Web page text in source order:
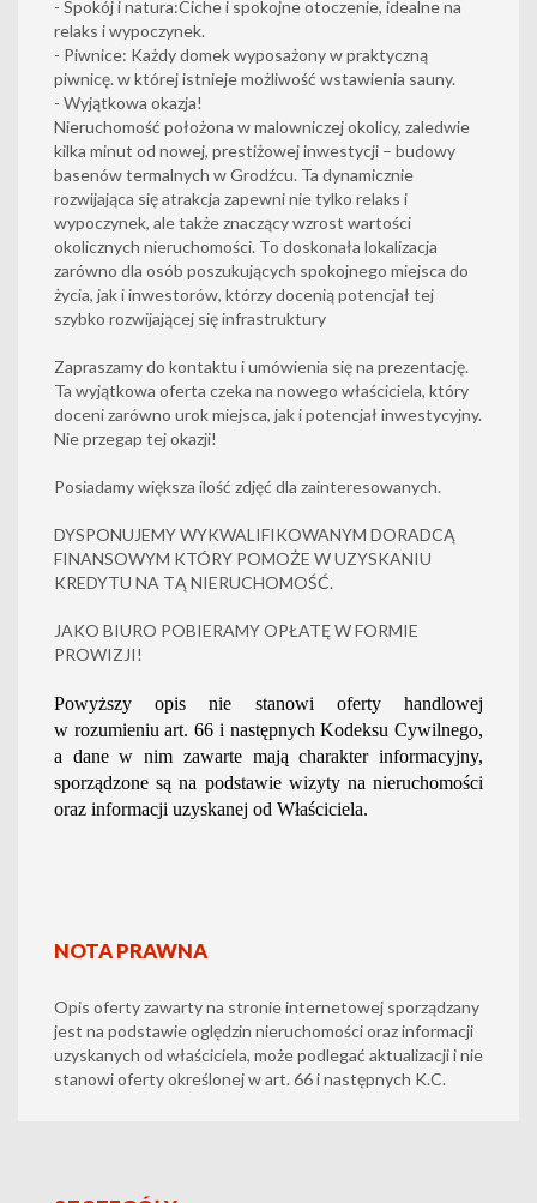
- Spokój i natura:Ciche i spokojne otoczenie, idealne na
relaks i wypoczynek.
- Piwnice: Każdy domek wyposażony w praktyczną
piwnicę. w której istnieje możliwość wstawienia sauny.
- Wyjątkowa okazja!
Nieruchomość położona w malowniczej okolicy, zaledwie
kilka minut od nowej, prestiżowej inwestycji – budowy
basenów termalnych w Grodźcu. Ta dynamicznie
rozwijająca się atrakcja zapewni nie tylko relaks i
wypoczynek, ale także znaczący wzrost wartości
okolicznych nieruchomości. To doskonała lokalizacja
zarówno dla osób poszukujących spokojnego miejsca do
życia, jak i inwestorów, którzy docenią potencjał tej
szybko rozwijającej się infrastruktury
Zapraszamy do kontaktu i umówienia się na prezentację.
Ta wyjątkowa oferta czeka na nowego właściciela, który
doceni zarówno urok miejsca, jak i potencjał inwestycyjny.
Nie przegap tej okazji!
Posiadamy większa ilość zdjęć dla zainteresowanych.
DYSPONUJEMY WYKWALIFIKOWANYM DORADCĄ
FINANSOWYM KTÓRY POMOŻE W UZYSKANIU
KREDYTU NA TĄ NIERUCHOMOŚĆ.
JAKO BIURO POBIERAMY OPŁATĘ W FORMIE
PROWIZJI!
Powyższy opis nie stanowi oferty handlowej
w rozumieniu art. 66 i następnych Kodeksu Cywilnego,
a dane w nim zawarte mają charakter informacyjny,
sporządzone są na podstawie wizyty na nieruchomości
oraz informacji uzyskanej od Właściciela.
NOTA PRAWNA
Opis oferty zawarty na stronie internetowej sporządzany
jest na podstawie oględzin nieruchomości oraz informacji
uzyskanych od właściciela, może podlegać aktualizacji i nie
stanowi oferty określonej w art. 66 i następnych K.C.